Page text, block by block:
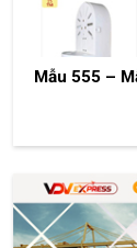
Mẫu 555 –